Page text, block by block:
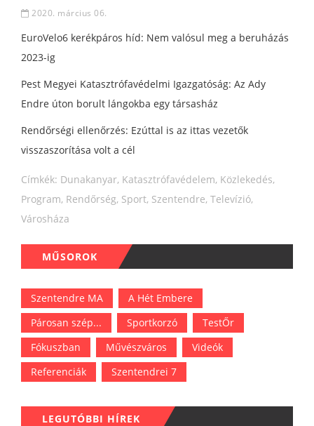
2020. március 06.
EuroVelo6 kerékpáros híd: Nem valósul meg a beruházás
2023-ig
Pest Megyei Katasztrófavédelmi Igazgatóság: Az Ady
Endre úton borult lángokba egy társasház
Rendőrségi ellenőrzés: Ezúttal is az ittas vezetők
visszaszorítása volt a cél
Címkék: Dunakanyar, Katasztrófavédelem, Közlekedés,
Program, Rendőrség, Sport, Szentendre, Televízió,
Városháza
MŰSOROK
Szentendre MA
A Hét Embere
Párosan szép...
Sportkorzó
TestŐr
Fókuszban
Művészváros
Videók
Referenciák
Szentendrei 7
LEGUTÓBBI HÍREK